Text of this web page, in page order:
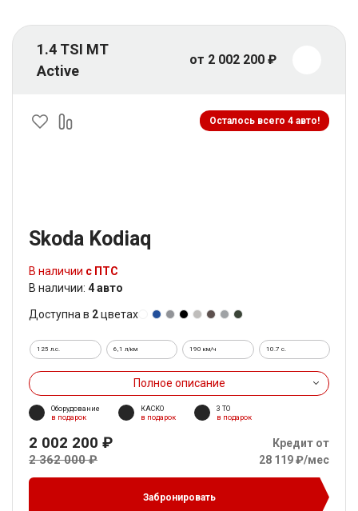
1.4 TSI MT
Active
от 2 002 200 ₽
Осталось всего 4 авто!
Skoda Kodiaq
В наличии с ПТС
В наличии: 4 авто
Доступна в 2цветах
125 л.с. 6,1 л/км 190 км/ч 10.7 c.
Полное описание
Оборудование
в подарок
КАСКО
в подарок
3 ТО
в подарок
2 002 200 ₽
2 362 000 ₽
Кредит от
28 119 ₽/мес
Забронировать